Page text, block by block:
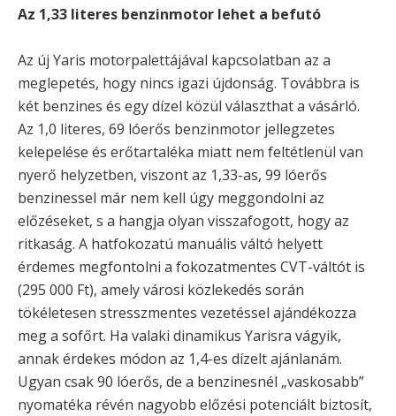
Az 1,33 literes benzinmotor lehet a befutó
Az új Yaris motorpalettájával kapcsolatban az a
meglepetés, hogy nincs igazi újdonság. Továbbra is
két benzines és egy dízel közül választhat a vásárló.
Az 1,0 literes, 69 lóerős benzinmotor jellegzetes
kelepelése és erőtartaléka miatt nem feltétlenül van
nyerő helyzetben, viszont az 1,33-as, 99 lóerős
benzinessel már nem kell úgy meggondolni az
előzéseket, s a hangja olyan visszafogott, hogy az
ritkaság. A hatfokozatú manuális váltó helyett
érdemes megfontolni a fokozatmentes CVT-váltót is
(295 000 Ft), amely városi közlekedés során
tökéletesen stresszmentes vezetéssel ajándékozza
meg a sofőrt. Ha valaki dinamikus Yarisra vágyik,
annak érdekes módon az 1,4-es dízelt ajánlanám.
Ugyan csak 90 lóerős, de a benzinesnél „vaskosabb”
nyomatéka révén nagyobb előzési potenciált biztosít,